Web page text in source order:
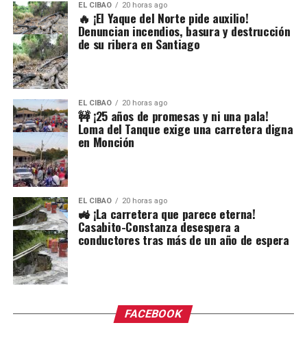
EL CIBAO 20 horas ago
🔥 ¡El Yaque del Norte pide auxilio!
Denuncian incendios, basura y destrucción
de su ribera en Santiago
EL CIBAO 20 horas ago
🚧 ¡25 años de promesas y ni una pala!
Loma del Tanque exige una carretera digna
en Monción
EL CIBAO 20 horas ago
🚜 ¡La carretera que parece eterna!
Casabito-Constanza desespera a
conductores tras más de un año de espera
FACEBOOK